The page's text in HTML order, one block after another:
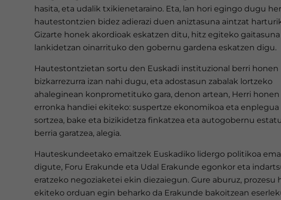
hasita, eta udalik txikienetaraino. Eta, lan hori egingo dugu
hautestontzien bidez adierazi duen aniztasuna aintzat
Gizarte honek akordioak eskatzen ditu, hitz egiteko
lankidetzan oinarrituko den gobernu gardena eskatzen digu.
Hautestontzietan sortu den Euskadi instituzional berri honen
bizkarrezurra izan nahi dugu, eta adostasun zabalak lortzeko
ahaleginean konprometituko gara, denon artean, Herri honen
erronka handiei ekiteko: suspertze ekonomikoa eta enplegua
sortzea, bake eta bizikidetza finkatzea eta autogobernu
berria garatzea, alegia.
Hauteskundeetako emaitzek Euskadiko lidergo politikoa
digute, Foru Erakunde eta Udal Erakunde egonkor eta
eratzeko negoziaketei ekin diezaiegun. Gure aburuz, prozesu
ekiteko orduan egin beharko da Erakunde bakoitzean